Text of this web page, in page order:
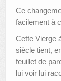
Ce
facilement à
Cette Vierge
siècle tient,
feuillet de
lui voir lui